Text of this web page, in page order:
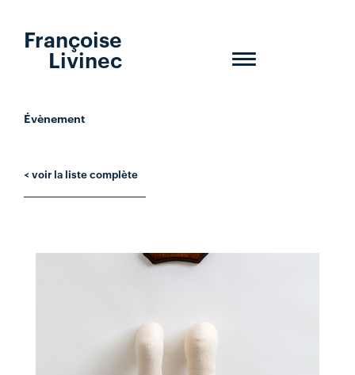
Toggle
Françoise
Livinec
Évènement
< voir la liste complète